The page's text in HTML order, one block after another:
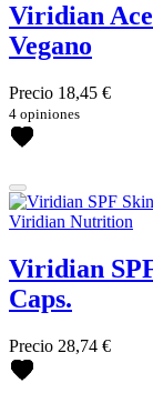
Henné
Hurraw!
Kost
Odacité
OSKIA
Puori
más... menos
Viridian
Vegano
Precio 18,45 €
4 opiniones
Viridian Nutrition
Viridian
Caps.
Precio 28,74 €